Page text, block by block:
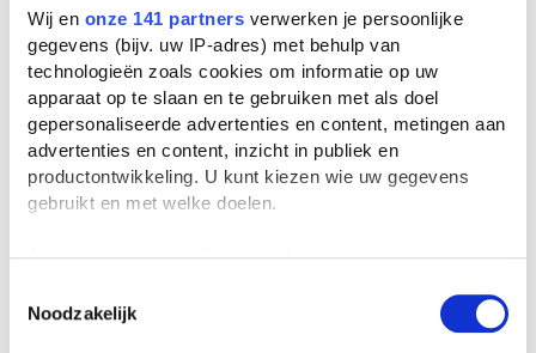
Wij en onze 141 partners verwerken je persoonlijke
gegevens (bijv. uw IP-adres) met behulp van
technologieën zoals cookies om informatie op uw
apparaat op te slaan en te gebruiken met als doel
gepersonaliseerde advertenties en content, metingen aan
advertenties en content, inzicht in publiek en
productontwikkeling. U kunt kiezen wie uw gegevens
gebruikt en met welke doelen.
Als u het toestaat, willen we ook graag:
locatie, die tot een paar meter nauwkeurig kan zijn
Noodzakelijk
Oliver Twist door Charles
Dickens
Boekverslag Engels door een
scholier
Oliver Twist door Charles
Dickens
Boekverslag Engels door een